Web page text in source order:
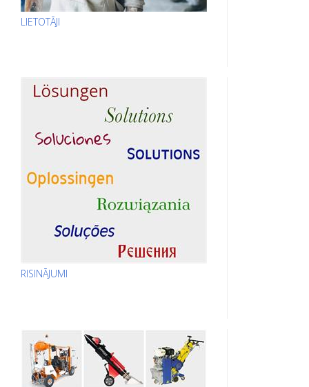
LIETOTĀJI
RISINĀJUMI